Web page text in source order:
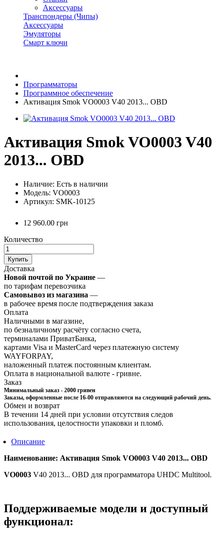
Аксессуары
Транспондеры (Чипы)
Аксессуары
Эмуляторы
Смарт ключи
Программаторы
Программное обеспечение
Активация Smok VO0003 V40 2013... OBD
Активация Smok VO0003 V40
2013... OBD
Наличие: Есть в наличии
Модель: VO0003
Артикул: SMK-10125
12 960.00 грн
Количество
Купить
Доставка
Новой почтой по Украине —
по тарифам перевозчика
Самовывоз из магазина —
в рабочее время после подтверждения заказа
Оплата
Наличными в магазине,
по безналичному расчёту согласно счета,
терминалами ПриватБанка,
картами Visa и MasterCard через платежную систему
WAYFORPAY,
наложенный платеж постоянным клиентам.
Оплата в национальной валюте - гривне.
Заказ
Минимальный заказ - 2000 гривен
Заказы, оформленные после 16-00 отправляются на следующий рабочий день.
Обмен и возврат
В течении 14 дней при условии отсутствия следов
использования, целостности упаковки и пломб.
Описание
Наименование: Активация Smok VO0003 V40 2013... OBD
VO0003 V40 2013... OBD для программатора UHDC Multitool.
Поддерживаемые модели и доступный
функционал: